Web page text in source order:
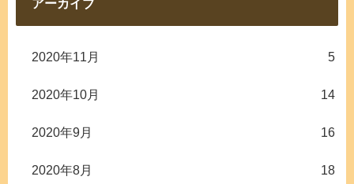
アーカイブ
2020年11月 5
2020年10月 14
2020年9月 16
2020年8月 18